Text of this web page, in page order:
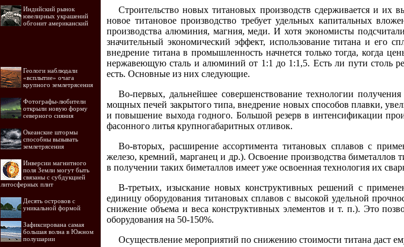
Индийский рынок
ювелирных украшений
обгонит американский
Геологи наблюдали
«всплытие» очага
крупного землетрясения
Фотографы-любители
открыли новую форму
северного сияния
Океанские штормы
способны вызывать
землетрясения
Инверсии магнитного
поля Земли могут быть
связаны с субдукцией
литосферных плит
Десять островов c
уникальной формой
Зафиксирована самая
большая волна в Южном
полушарии
Строительство новых титановых производств сдерживается и их
новое титановое производство требует удельных капитальных
производства алюминия, магния, меди. И хотя экономисты
значительный экономический эффект, использование титана и его
внедрение титана в промышленность начнется только тогда, когда
нержавеющую сталь и алюминий от 1:1 до 1:1,5. Есть ли пути столь
есть. Основные из них следующие.
Во-первых, дальнейшее совершенствование технологии
мощных печей закрытого типа, внедрение новых способов плавки,
и повышение выхода годного. Большой резерв в интенсификации
фасонного литья крупногабаритных отливок.
Во-вторых, расширение ассортимента титановых сплавов с
железо, кремний, марганец и др.). Освоение производства
в получении таких биметаллов имеет уже освоенная технология их
В-третьих, изыскание новых конструктивных решений с
единицу оборудования титановых сплавов с высокой удельной
снижение объема и веса конструктивных элементов и т. п.). Это
оборудования на 50-150%.
Осуществление мероприятий по снижению стоимости титана даст